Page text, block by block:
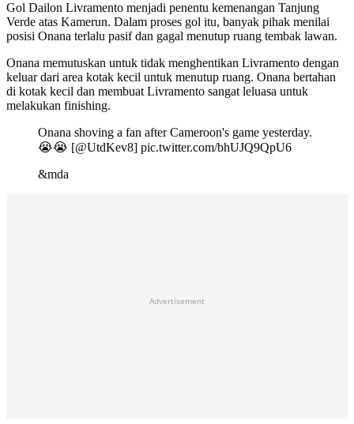
Gol Dailon Livramento menjadi penentu kemenangan Tanjung
Verde atas Kamerun. Dalam proses gol itu, banyak pihak menilai
posisi Onana terlalu pasif dan gagal menutup ruang tembak lawan.
Onana memutuskan untuk tidak menghentikan Livramento dengan
keluar dari area kotak kecil untuk menutup ruang. Onana bertahan
di kotak kecil dan membuat Livramento sangat leluasa untuk
melakukan finishing.
Onana shoving a fan after Cameroon's game yesterday.
😭😭 [@UtdKev8] pic.twitter.com/bhUJQ9QpU6
&mda
Advertisement